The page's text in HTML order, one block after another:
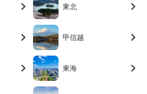
東北
甲信越
東海